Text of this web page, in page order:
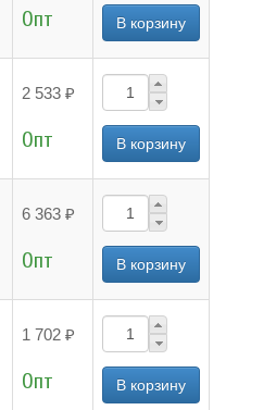
Опт
2 533 ₽
Опт
6 363 ₽
Опт
1 702 ₽
Опт